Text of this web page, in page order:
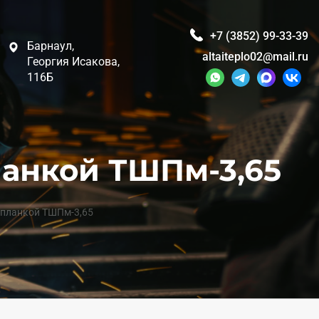
Барнаул,
Георгия Исакова,
116Б
+7 (3852) 99-33-39
altaiteplo02@mail.ru
ТШПм-3,65
ТШПм-3,65